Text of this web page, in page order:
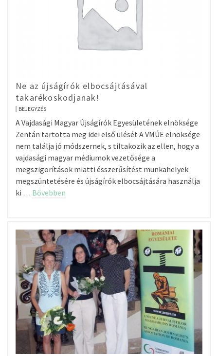
Ne az újságírók elbocsájtásával
takarékoskodjanak!
BEJEGYZÉS
A Vajdasági Magyar Újságírók Egyesületének elnöksége
Zentán tartotta meg idei első ülését A VMÚE elnöksége
nem találja jó módszernek, s tiltakozik az ellen, hogy a
vajdasági magyar médiumok vezetősége a
megszigorítások miatti ésszerűsítést munkahelyek
megszüntetésére és újságírók elbocsájtására használja
ki … Bővebben